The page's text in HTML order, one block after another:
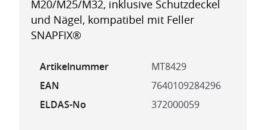
M20/M25/M32, inklusive Schutzdeckel
und Nägel, kompatibel mit Feller
SNAPFIX®
Artikelnummer
MT8429
EAN
7640109284296
ELDAS-No
372000059